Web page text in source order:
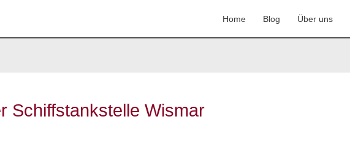
Home Blog Über uns
Schiffstankstelle Wismar